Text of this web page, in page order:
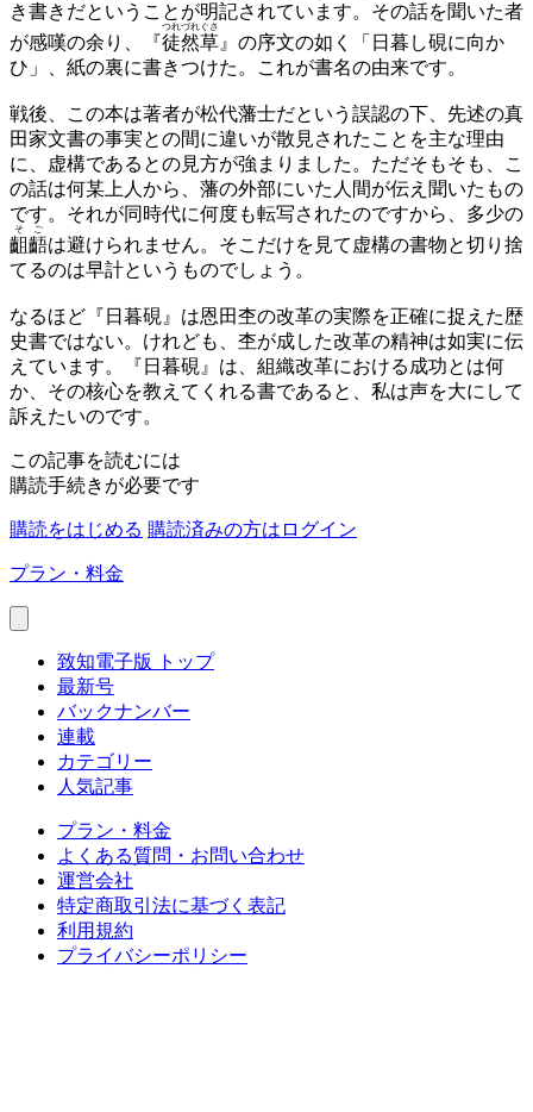
き書きだということが明記されています。その話を聞いた者
が感嘆の余り、『徒然草
つれづれぐさ
』の序文の如く「日暮し硯に向か
ひ」、紙の裏に書きつけた。これが書名の由来です。
戦後、この本は著者が松代藩士だという誤認の下、先述の真
田家文書の事実との間に違いが散見されたことを主な理由
に、虚構であるとの見方が強まりました。ただそもそも、こ
の話は何某上人から、藩の外部にいた人間が伝え聞いたもの
です。それが同時代に何度も転写されたのですから、多少の
齟
そ
齬
ご
は避けられません。そこだけを見て虚構の書物と切り捨
てるのは早計というものでしょう。
なるほど『日暮硯』は恩田杢の改革の実際を正確に捉えた歴
史書ではない。けれども、杢が成した改革の精神は如実に伝
えています。『日暮硯』は、組織改革における成功とは何
か、その核心を教えてくれる書であると、私は声を大にして
訴えたいのです。
この記事を読むには
購読手続きが必要です
購読をはじめる 購読済みの方はログイン
プラン・料金
致知電子版 トップ
最新号
バックナンバー
連載
カテゴリー
人気記事
プラン・料金
よくある質問・お問い合わせ
運営会社
特定商取引法に基づく表記
利用規約
プライバシーポリシー